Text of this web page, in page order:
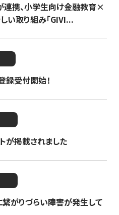
連携、小学生向け金融教育×
い取り組み「GIVI...
録受付開始！
が掲載されました
繋がりづらい障害が発生して